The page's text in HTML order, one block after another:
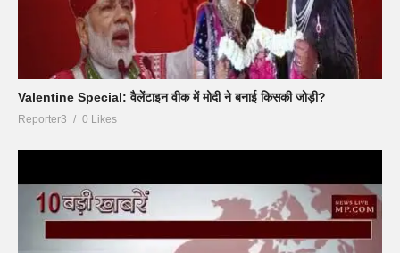
Valentine Special: वैलेंटाइन वीक में मोदी ने बनाई किसकी जोड़ी?
Reporter3 0 Likes